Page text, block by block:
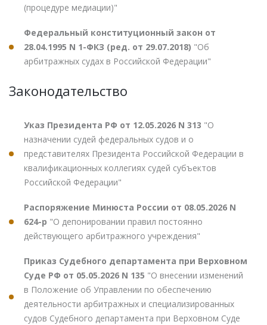
(процедуре медиации)"
Федеральный конституционный закон от
28.04.1995 N 1-ФКЗ (ред. от 29.07.2018) "Об
арбитражных судах в Российской Федерации"
Законодательство
Указ Президента РФ от 12.05.2026 N 313 "О
назначении судей федеральных судов и о
представителях Президента Российской Федерации в
квалификационных коллегиях судей субъектов
Российской Федерации"
Распоряжение Минюста России от 08.05.2026 N
624-р "О депонировании правил постоянно
действующего арбитражного учреждения"
Приказ Судебного департамента при Верховном
Суде РФ от 05.05.2026 N 135 "О внесении изменений
в Положение об Управлении по обеспечению
деятельности арбитражных и специализированных
судов Судебного департамента при Верховном Суде